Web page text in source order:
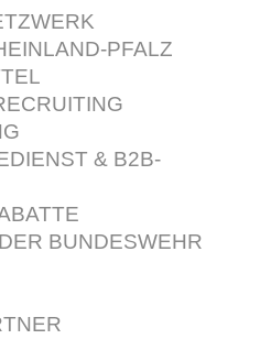
PFALZ
& B2B-
BUNDESWEHR